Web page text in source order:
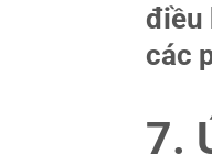
điều
các
7.